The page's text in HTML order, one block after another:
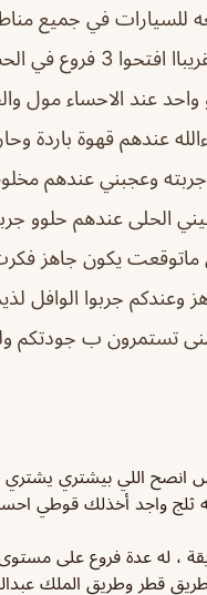
للسيارات في جميع
بسم الله ماشاءالله تقريباا
عند الاحساء مول
عندهم قهوة باردة
وعجبني عندهم
الحلى عندهم حلوو
ماتوقعت يكون جاهز
جربوا الوافل
تستمرون ب جودتكم
انصح اللي بيشتري يشتري
ثلج واجد أخذلك قوطي
، له عدة فروع على
قطر وطريق الملك